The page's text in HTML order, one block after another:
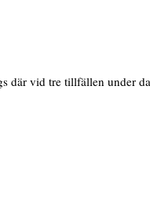
där vid tre tillfällen under